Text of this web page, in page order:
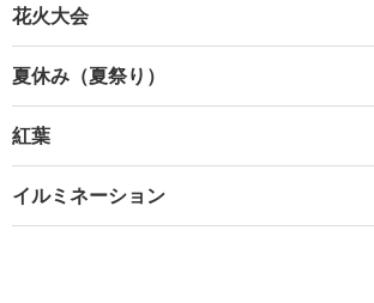
花火大会
夏休み（夏祭り）
紅葉
イルミネーション